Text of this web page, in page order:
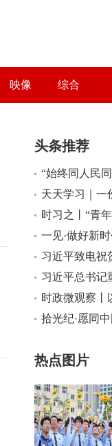
映像 综合
头条推荐
“始终同人民
书记的人民情
天天学习｜一
时习之丨“青
生力军”
一见·做好新
深意何在？
习近平致电祝
西比总统
习近平总书记
团结奋斗
时政微观察丨
拾光纪·愿同
热点图片